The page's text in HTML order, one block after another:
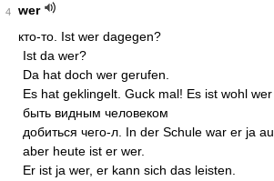
4
wer
кто-то. Ist wer dagegen?
Ist da wer?
Da hat doch wer gerufen.
Es hat geklingelt. Guck mal! Es ist wohl
быть видным человеком
добиться чего-л. In der Schule war er ja
aber heute ist er wer.
Er ist ja wer, er kann sich das leisten.